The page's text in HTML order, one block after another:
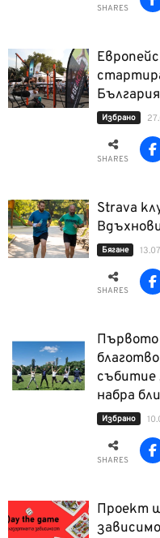
SHARES
Избрано
SHARES
Strava
Бягане
SHARES
Първото
събитие
набра
Избрано
SHARES
Проект